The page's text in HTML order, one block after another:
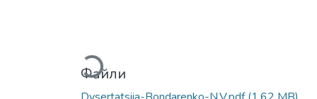
Вантажиться...
Файли